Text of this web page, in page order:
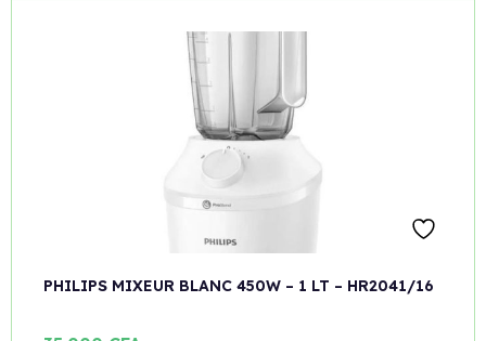
PHILIPS MIXEUR BLANC 450W – 1 LT – HR2041/16